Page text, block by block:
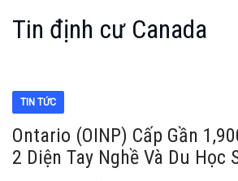
Tin định cư Canada
TIN TỨC
Ontario (OINP) Cấp Gần
2 Diện Tay Nghề Và Du Học